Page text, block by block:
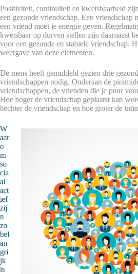
Positiviteit, continuïteit en kwetsbaarheid
een gezonde vriendschap. Een vriendschap
een vriend moet je energie geven.
kwetsbaar op durven stellen zijn daarnaast
voor een gezonde en stabiele vriendschap.
weergave van deze elementen.
De mens heeft gemiddeld gezien drie
vriendschappen nodig. Onderaan de
vriendschappen, de vrienden die je puur
Hoe hoger de vriendschap geplaatst kan
hechter de vriendschap en hoe groter de
W
aar
o
m
so
cia
al
act
ief
zij
n
zo
bel
an
gri
jk
is